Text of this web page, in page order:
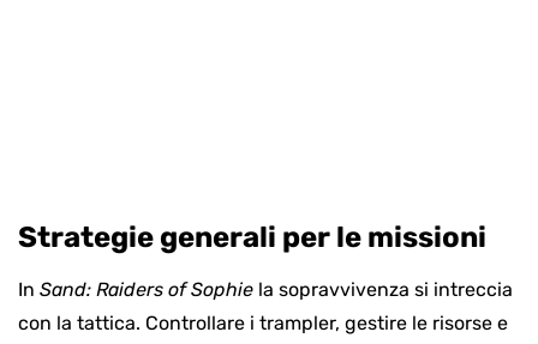
Strategie generali per le missioni
In Sand: Raiders of Sophie la sopravvivenza si intreccia
con la tattica. Controllare i trampler, gestire le risorse e